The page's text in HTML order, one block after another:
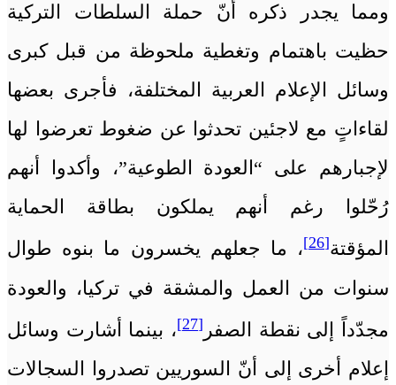
ومما يجدر ذكره أنّ حملة السلطات التركية
حظيت باهتمام وتغطية ملحوظة من قبل كبرى
وسائل الإعلام العربية المختلفة، فأجرى بعضها
لقاءاتٍ مع لاجئين تحدثوا عن ضغوط تعرضوا لها
لإجبارهم على “العودة الطوعية”، وأكدوا أنهم
رُحّلوا رغم أنهم يملكون بطاقة الحماية
المؤقتة[26]
، ما جعلهم يخسرون ما بنوه طوال
سنوات من العمل والمشقة في تركيا، والعودة
مجدّداً إلى نقطة الصفر [27]
، بينما أشارت وسائل
إعلام أخرى إلى أنّ السوريين تصدروا السجالات